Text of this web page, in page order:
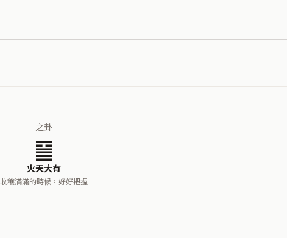
之卦
䷍
火天大有
收穫滿滿的時候，好好把握